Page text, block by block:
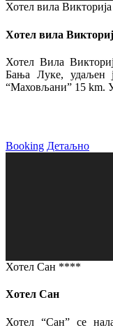
Хотел вила
Хотел вила
Хотел Вила
Бања Луке, удаљен
“Маховљани” 15 km.
Booking Детаљно
Хотел Сан ****
Хотел Сан
Хотел “Сан” се